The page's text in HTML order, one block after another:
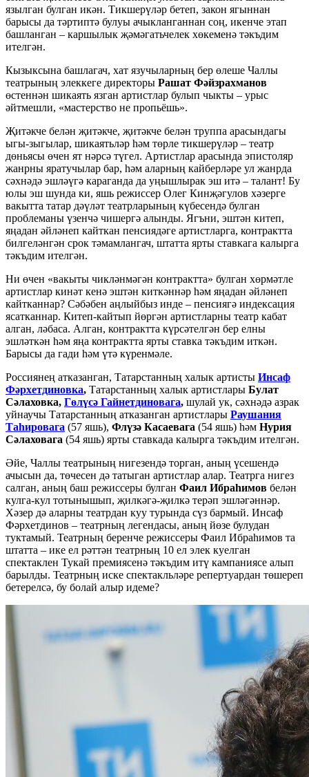
язылган булган икән. Тикшерүләр бетеп, закон ягыннан
барысы да тәртиптә булуы ачыкланганнан соң, икенче этап
башланган – каршылык җәмәгатьчелек хөкеменә тәкъдим
ителгән.
Кызыксына башлагач, хат язучыларның бер өлеше Чаллы
театрының элеккеге директоры Рашат Фәйзрахманов
өстеннән шикаять язган артистлар булып чыкты – урыс
әйтмешли, «мастерство не пропьёшь».
Җитәкче белән җитәкче, җитәкче белән труппа арасындагы
ыгы-зыгылар, шикаятьләр һәм төрле тикшерүләр – театр
дөньясы өчен ят нәрсә түгел. Артистлар арасында эпистоляр
жанрны яратучылар бар, һәм аларның кайберләре ул жанрда
сәхнәдә эшләүгә караганда да уңышлырак эш итә – талант! Бу
юлы эш шунда ки, яшь режиссер Олег Кинҗәгулов хәзерге
вакытта татар дәүләт театрларының күбесендә булган
проблеманы үзенчә чишергә алынды. Ягъни, эштән китеп,
яңадан әйләнеп кайткан пенсиядәге артистларга, контрактта
билгеләнгән срок тәмамлангач, штатта ярты ставкага калырга
тәкъдим ителгән.
Ни өчен «вакыты чикләнмәгән контрактта» булган хөрмәтле
артистлар кинәт кенә эштән киткәннәр һәм яңадан әйләнеп
кайтканнар? Сәбәбен аңлыйбыз инде – пенсиягә индексация
ясатканнар. Китеп-кайтып йөргән артистларны театр кабат
алган, ләбаса. Алган, контрактта күрсәтелгән бер елны
эшләткән һәм яңа контрактта ярты ставка тәкъдим иткән.
Барысы да гади һәм үтә күренмәле.
Россиянең атказанган, Татарстанның халык артисты Инсаф
Фәрхетдиновка, Татарстанның халык артистлары Булат
Сәлаховка, Гөлүсә Гайнетдиновага, шулай ук, сәхнәдә азрак
уйнаучы Татарстанның атказанган артистлары Раушания
Таһировага (57 яшь), Флүзә Касаевага (54 яшь) һәм Нурия
Сәлаховага (54 яшь) ярты ставкада калырга тәкъдим ителгән.
Әйе, Чаллы театрының нигезендә торган, аның үсешендә
ачысын да, төчесен дә татыган артистлар алар. Театрга нигез
салган, аның баш режиссеры булган Фаил Ибраһимов белән
кулга-кул тотынышып, җилкәгә-җилкә терәп эшләгәннәр.
Хәзер дә аларны театрдан куу турында сүз бармый. Инсаф
Фәрхетдинов – театрның легендасы, аның йөзе булудан
туктамый. Театрның беренче режиссеры Фаил Ибраһимов та
штатта – ике ел рәттән театрның 10 ел элек куелган
спектаклен Тукай премиясенә тәкъдим итү кампаниясе алып
барылды. Театрның иске спектакльләре репертуардан төшереп
бетерелсә, бу болай алыр идеме?